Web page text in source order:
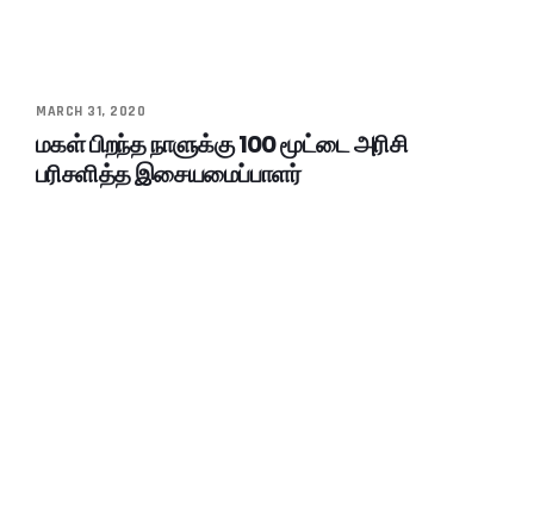
MARCH 31, 2020
மகள் பிறந்த நாளுக்கு 100 மூட்டை அரிசி
பரிசளித்த இசையமைப்பாளர்